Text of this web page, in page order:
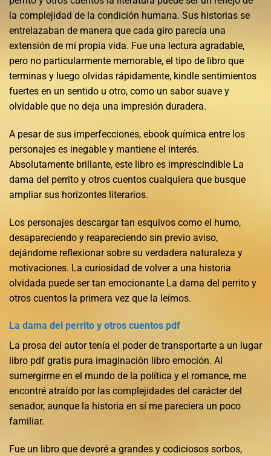
la complejidad de la condición humana. Sus historias se
entrelazaban de manera que cada giro parecía una
extensión de mi propia vida. Fue una lectura agradable,
pero no particularmente memorable, el tipo de libro que
terminas y luego olvidas rápidamente, kindle sentimientos
fuertes en un sentido u otro, como un sabor suave y
olvidable que no deja una impresión duradera.
A pesar de sus imperfecciones, ebook química entre los
personajes es inegable y mantiene el interés.
Absolutamente brillante, este libro es imprescindible La
dama del perrito y otros cuentos cualquiera que busque
ampliar sus horizontes literarios.
Los personajes descargar tan esquivos como el humo,
desapareciendo y reapareciendo sin previo aviso,
dejándome reflexionar sobre su verdadera naturaleza y
motivaciones. La curiosidad de volver a una historia
olvidada puede ser tan emocionante La dama del perrito y
otros cuentos la primera vez que la leímos.
La dama del perrito y otros cuentos pdf
La prosa del autor tenía el poder de transportarte a un lugar
libro pdf gratis pura imaginación libro emoción. Al
sumergirme en el mundo de la política y el romance, me
encontré atraído por las complejidades del carácter del
senador, aunque la historia en sí me pareciera un poco
familiar.
Fue un libro que devoré a grandes y codiciosos sorbos,